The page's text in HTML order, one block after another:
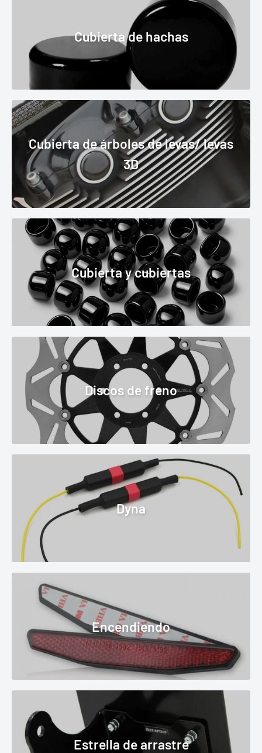
Cubierta de hachas
Cubierta de árboles de levas/ levas
3D
Cubierta y cubiertas
Discos de freno
Dyna
Encendiendo
Estrella de arrastre